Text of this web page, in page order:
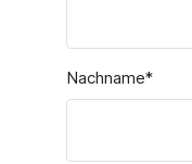
Nachname*